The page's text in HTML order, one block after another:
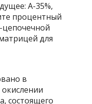
А-35%,
процентный
цепочечной
для
в
состоящего